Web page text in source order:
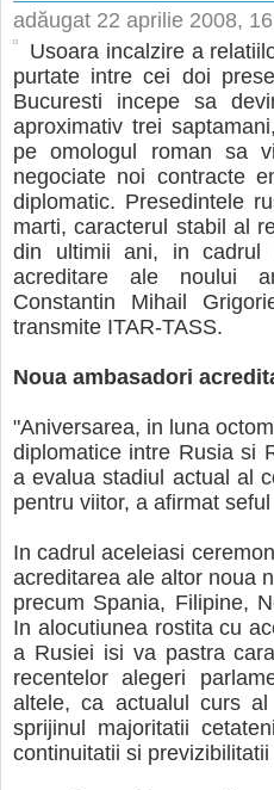
adăugat 22 aprilie 2008,
Usoara incalzire a
purtate intre cei doi
Bucuresti incepe sa
aproximativ trei
pe omologul roman sa
negociate noi contracte
diplomatic. Presedintele
marti, caracterul stabil al
din ultimii ani, in cadrul
acreditare ale noului
Constantin Mihail
transmite ITAR-TASS.
Noua ambasadori
"Aniversarea, in luna
diplomatice intre Rusia si
a evalua stadiul actual al
pentru viitor, a afirmat
In cadrul aceleiasi
acreditarea ale altor noua
precum Spania, Filipine,
In alocutiunea rostita cu
a Rusiei isi va pastra
recentelor alegeri
altele, ca actualul curs
sprijinul majoritatii
continuitatii si